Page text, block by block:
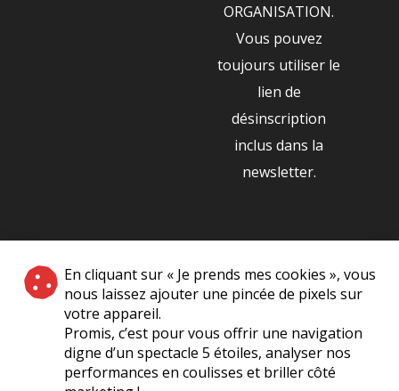
En cliquant sur « Je prends mes cookies », vous
nous laissez ajouter une pincée de pixels sur
votre appareil.
Promis, c’est pour vous offrir une navigation
digne d’un spectacle 5 étoiles, analyser nos
performances en coulisses et briller côté
ORGANISATION.
Vous pouvez
toujours utiliser le
lien de
désinscription
inclus dans la
newsletter.
NOS PARTENAIRES
|